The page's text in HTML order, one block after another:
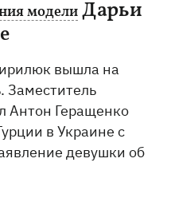
модели Дарьи
вышла на
Заместитель
Антон Геращенко
в Украине с
девушки об